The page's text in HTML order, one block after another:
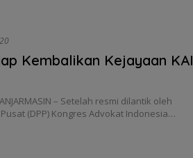
Kembalikan Kejayaan KAI
– Setelah resmi dilantik oleh
(DPP) Kongres Advokat Indonesia…